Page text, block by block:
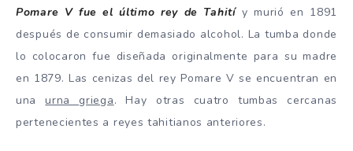
Pomare V fue el último rey de Tahitíy murió en 1891
después de consumir demasiado alcohol. La tumba donde
lo colocaron fue diseñada originalmente para su madre
en 1879. Las cenizas del rey Pomare V se encuentran en
unaurna griega. Hay otras cuatro tumbas cercanas
pertenecientes a reyes tahitianos anteriores.